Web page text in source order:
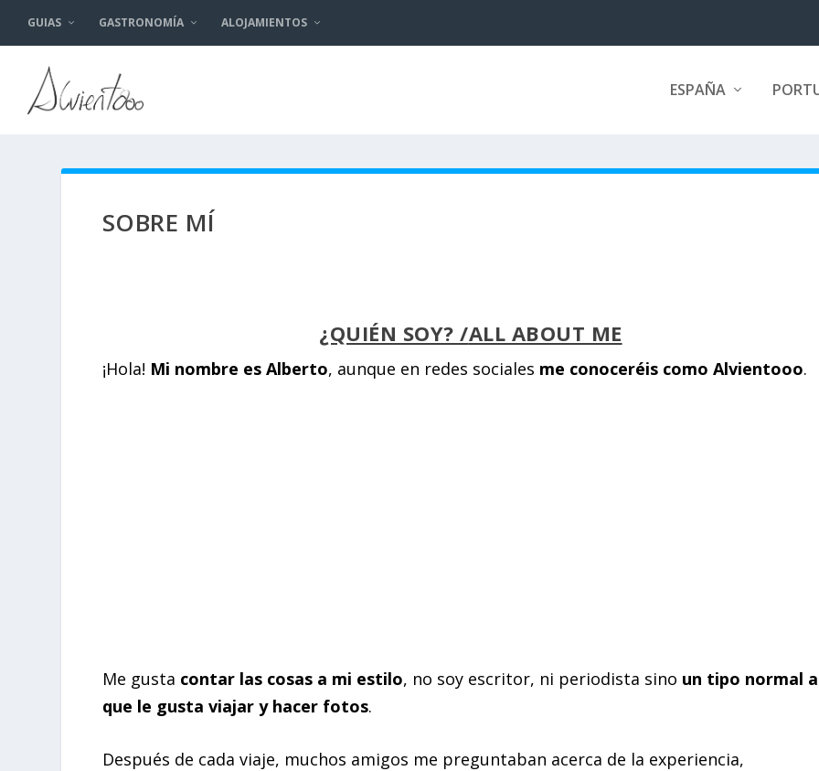
GUIAS GASTRONOMÍA ALOJAMIENTOS
ESPAÑA
SOBRE MÍ
¿QUIÉN SOY? /ALL ABOUT ME
¡Hola! Mi nombre es Alberto, aunque en redes sociales me conoceréis como Alvientooo.
Me gusta contar las cosas a mi estilo, no soy escritor, ni periodista sino un tipo normal
que le gusta viajar y hacer fotos.
Después de cada viaje, muchos amigos me preguntaban acerca de la experiencia,